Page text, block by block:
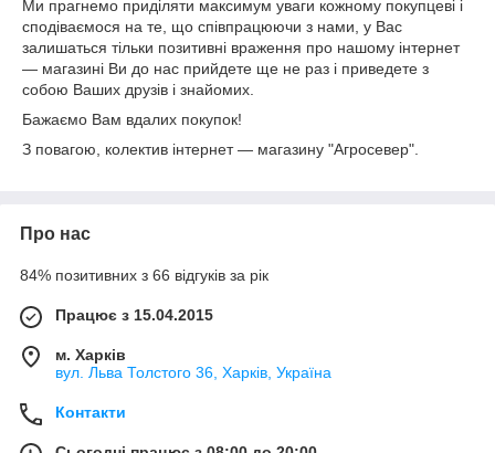
Ми прагнемо приділяти максимум уваги кожному покупцеві і
сподіваємося на те, що співпрацюючи з нами, у Вас
залишаться тільки позитивні враження про нашому інтернет
― магазині Ви до нас прийдете ще не раз і приведете з
собою Ваших друзів і знайомих.
Бажаємо Вам вдалих покупок!
З повагою, колектив інтернет ― магазину "Агросевер".
Про нас
84% позитивних з 66 відгуків за рік
Працює з 15.04.2015
м. Харків
вул. Льва Толстого 36, Харків, Україна
Контакти